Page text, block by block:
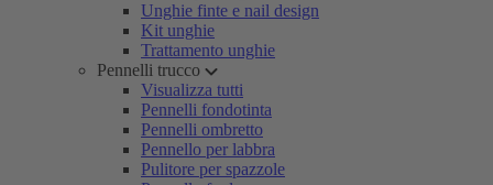
Unghie finte e nail design
Kit unghie
Trattamento unghie
Pennelli trucco
Visualizza tutti
Pennelli fondotinta
Pennelli ombretto
Pennello per labbra
Pulitore per spazzole